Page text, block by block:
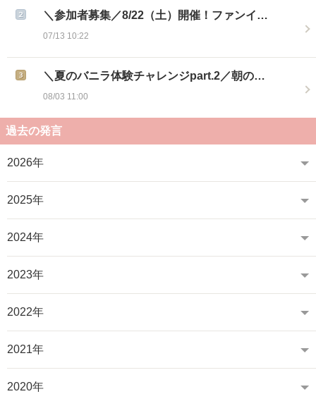
＼参加者募集／8/22（土）開催！ファンイ…
07/13 10:22
＼夏のバニラ体験チャレンジpart.2／朝の…
08/03 11:00
過去の発言
2026年
2025年
2024年
2023年
2022年
2021年
2020年